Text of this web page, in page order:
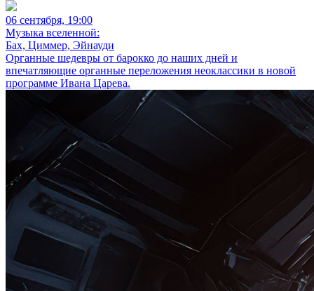
06 сентября, 19:00
Музыка вселенной:
Бах, Циммер, Эйнауди
Органные шедевры от барокко до наших дней и
впечатляющие органные переложения неоклассики в новой
программе Ивана Царева.